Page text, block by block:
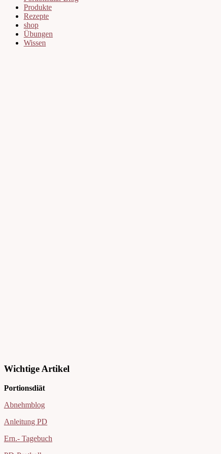
Produkte
Rezepte
shop
Übungen
Wissen
Wichtige Artikel
Portionsdiät
Abnehmblog
Anleitung PD
Ern.- Tagebuch